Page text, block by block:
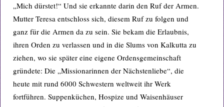
„Mich dürstet!“ Und sie erkannte darin den Ruf der Armen.
Mutter Teresa entschloss sich, diesem Ruf zu folgen und
ganz für die Armen da zu sein. Sie bekam die Erlaubnis,
ihren Orden zu verlassen und in die Slums von Kalkutta zu
ziehen, wo sie später eine eigene Ordensgemeinschaft
gründete: Die „Missionarinnen der Nächstenliebe“, die
heute mit rund 6000 Schwestern weltweit ihr Werk
fortführen. Suppenküchen, Hospize und Waisenhäuser